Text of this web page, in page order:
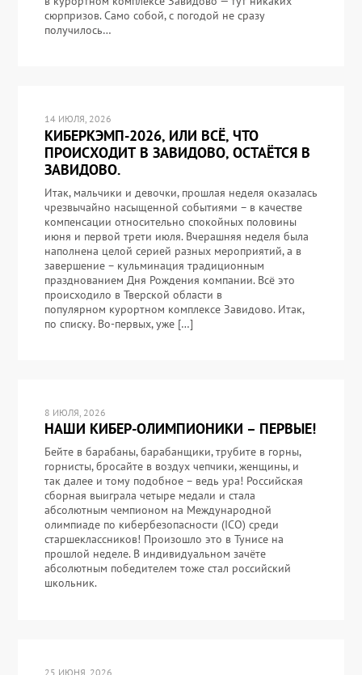
сюрпризов. Само собой, с погодой не сразу
получилось…
14 ИЮЛЯ, 2026
КИБЕРКЭМП-2026, ИЛИ ВСЁ, ЧТО
ПРОИСХОДИТ В ЗАВИДОВО, ОСТАЁТСЯ В
ЗАВИДОВО.
Итак, мальчики и девочки, прошлая неделя оказалась
чрезвычайно насыщенной событиями – в качестве
компенсации относительно спокойных половины
июня и первой трети июля. Вчерашняя неделя была
наполнена целой серией разных мероприятий, а в
завершение – кульминация традиционным
празднованием Дня Рождения компании. Всё это
происходило в Тверской области в
популярном курортном комплексе Завидово. Итак,
по списку. Во-первых, уже […]
8 ИЮЛЯ, 2026
НАШИ КИБЕР-ОЛИМПИОНИКИ – ПЕРВЫЕ!
Бейте в барабаны, барабанщики, трубите в горны,
горнисты, бросайте в воздух чепчики, женщины, и
так далее и тому подобное – ведь ура! Российская
сборная выиграла четыре медали и стала
абсолютным чемпионом на Международной
олимпиаде по кибербезопасности (ICO) среди
старшеклассников! Произошло это в Тунисе на
прошлой неделе. В индивидуальном зачёте
абсолютным победителем тоже стал российский
школьник.
25 ИЮНЯ, 2026